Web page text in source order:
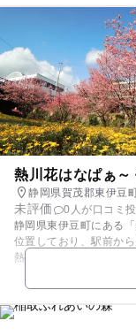
「漫画コーナー」、伊
夏期限定の「屋外プー
クアウトまで楽しめま
料でご利用いただける
熱川花はなぱぁ～
静岡県賀茂郡東伊豆
未評価
0人が口コミ
静岡県東伊豆町にある
位置しており、駅前か
熱川駅より徒歩約３分
草花が植えられ、訪れ
財天もあり、足を刺激
もあるので、ご家族で
うか。